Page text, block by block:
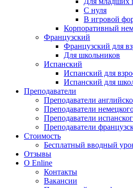
С нуля
В игровой
Корпоративный
Французский
Французский для
Для школьников
Испанский
Испанский для
Испанский для
Преподаватели
Преподаватели
Преподаватели
Преподаватели
Преподаватели
Стоимость
Бесплатный вводный
Отзывы
О Enline
Контакты
Вакансии